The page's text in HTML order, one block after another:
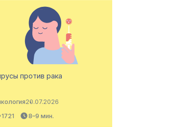
против рака
20.07.2026
1721
8–9 мин.